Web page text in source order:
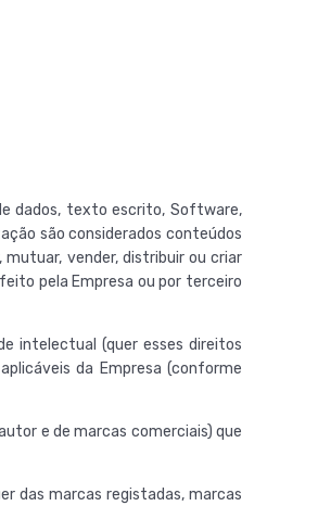
dados, texto escrito, Software,
são considerados conteúdos
vender, distribuir ou criar
pela Empresa ou por terceiro
intelectual (quer esses direitos
da Empresa (conforme
e de marcas comerciais) que
das marcas registadas, marcas